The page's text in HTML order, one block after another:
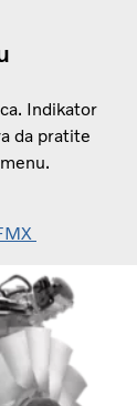
Indikator
da pratite